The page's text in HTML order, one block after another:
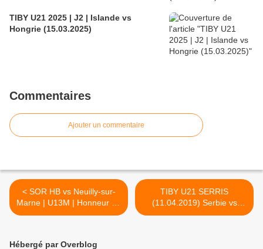
TIBY U21 2025 | J2 | Islande vs
Hongrie (15.03.2025)
Commentaires
Ajouter un commentaire
< SOR HB vs Neuilly-sur-
Marne | U13M | Honneur 93
(06.04.2019)
TIBY U21 SERRIS
(11.04.2019) Serbie vs
France >
Hébergé par Overblog